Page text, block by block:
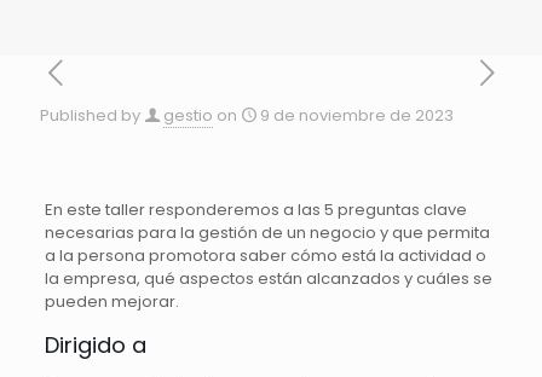
Published by gestio on 9 de noviembre de 2023
En este taller responderemos a las 5 preguntas clave
necesarias para la gestión de un negocio y que permita
a la persona promotora saber cómo está la actividad o
la empresa, qué aspectos están alcanzados y cuáles se
pueden mejorar.
Dirigido a